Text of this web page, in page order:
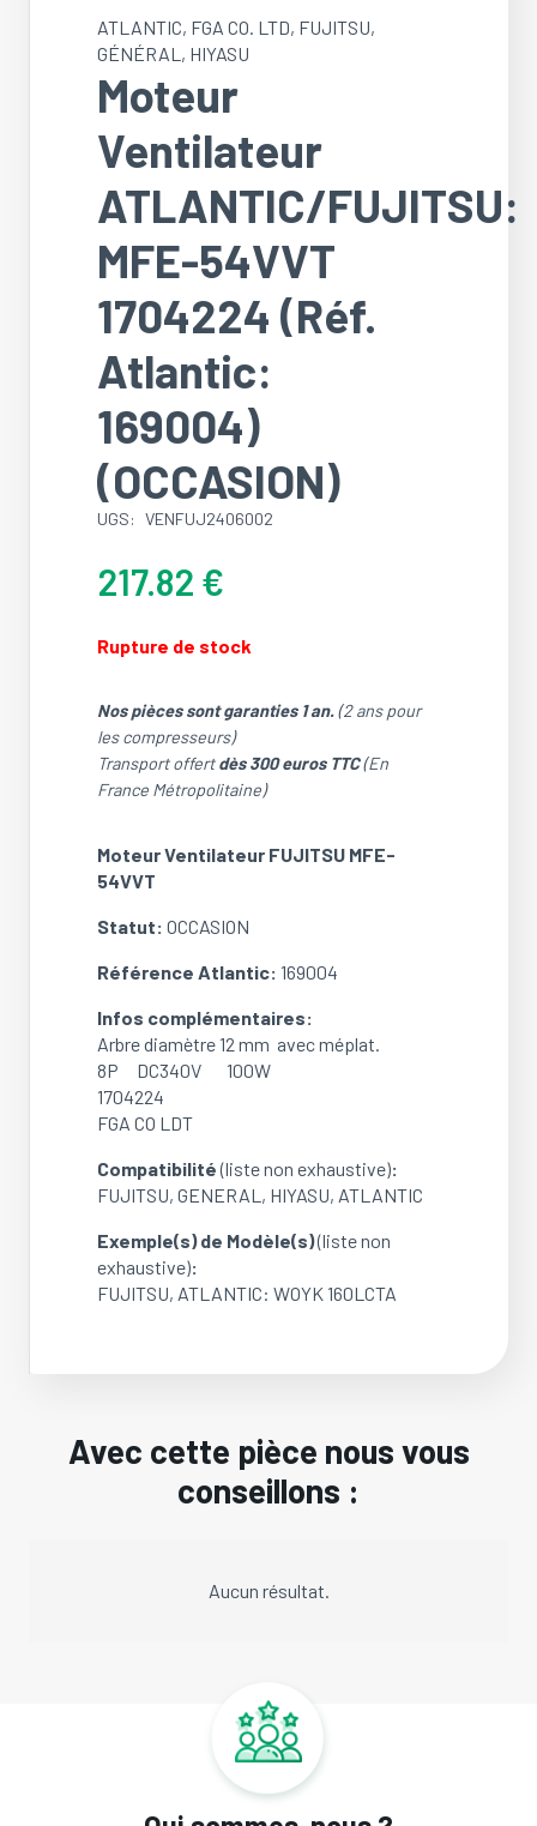
ATLANTIC, FGA CO. LTD, FUJITSU,
GÉNÉRAL , HIYASU
Moteur
Ventilateur
ATLANTIC/FUJITSU:
MFE-54VVT
1704224 (Réf.
Atlantic:
169004)
(OCCASION)
UGS: VENFUJ2406002
217.82 €
Rupture de stock
Nos pièces sont garanties 1 an.(2 ans pour
les compresseurs)
Transport offertdès 300 euros TTC(En
France Métropolitaine)
Moteur Ventilateur FUJITSU MFE-
54VVT
Statut: OCCASION
Référence Atlantic: 169004
Infos complémentaires:
Arbre diamètre 12 mm avec méplat.
8P DC340V 100W
1704224
FGA CO LDT
Compatibilité(liste non exhaustive):
FUJITSU, GENERAL, HIYASU, ATLANTIC
Exemple(s) de Modèle(s)(liste non
exhaustive):
FUJITSU, ATLANTIC: WOYK 160LCTA
Avec cette pièce nous vous
conseillons :
Aucun résultat.